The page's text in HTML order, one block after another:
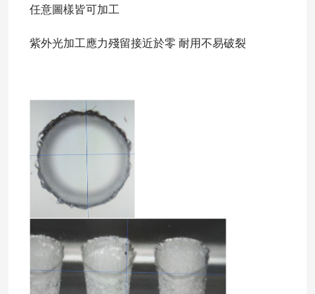
任意圖樣皆可加工
紫外光加工應力殘留接近於零 耐用不易破裂